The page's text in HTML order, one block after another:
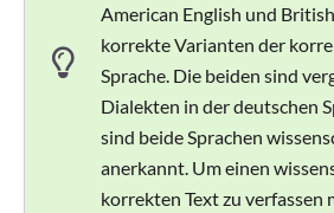
American English und
korrekte Varianten der
Sprache. Die beiden sind
Dialekten in der deutschen
sind beide Sprachen
anerkannt. Um einen
korrekten Text zu verfassen